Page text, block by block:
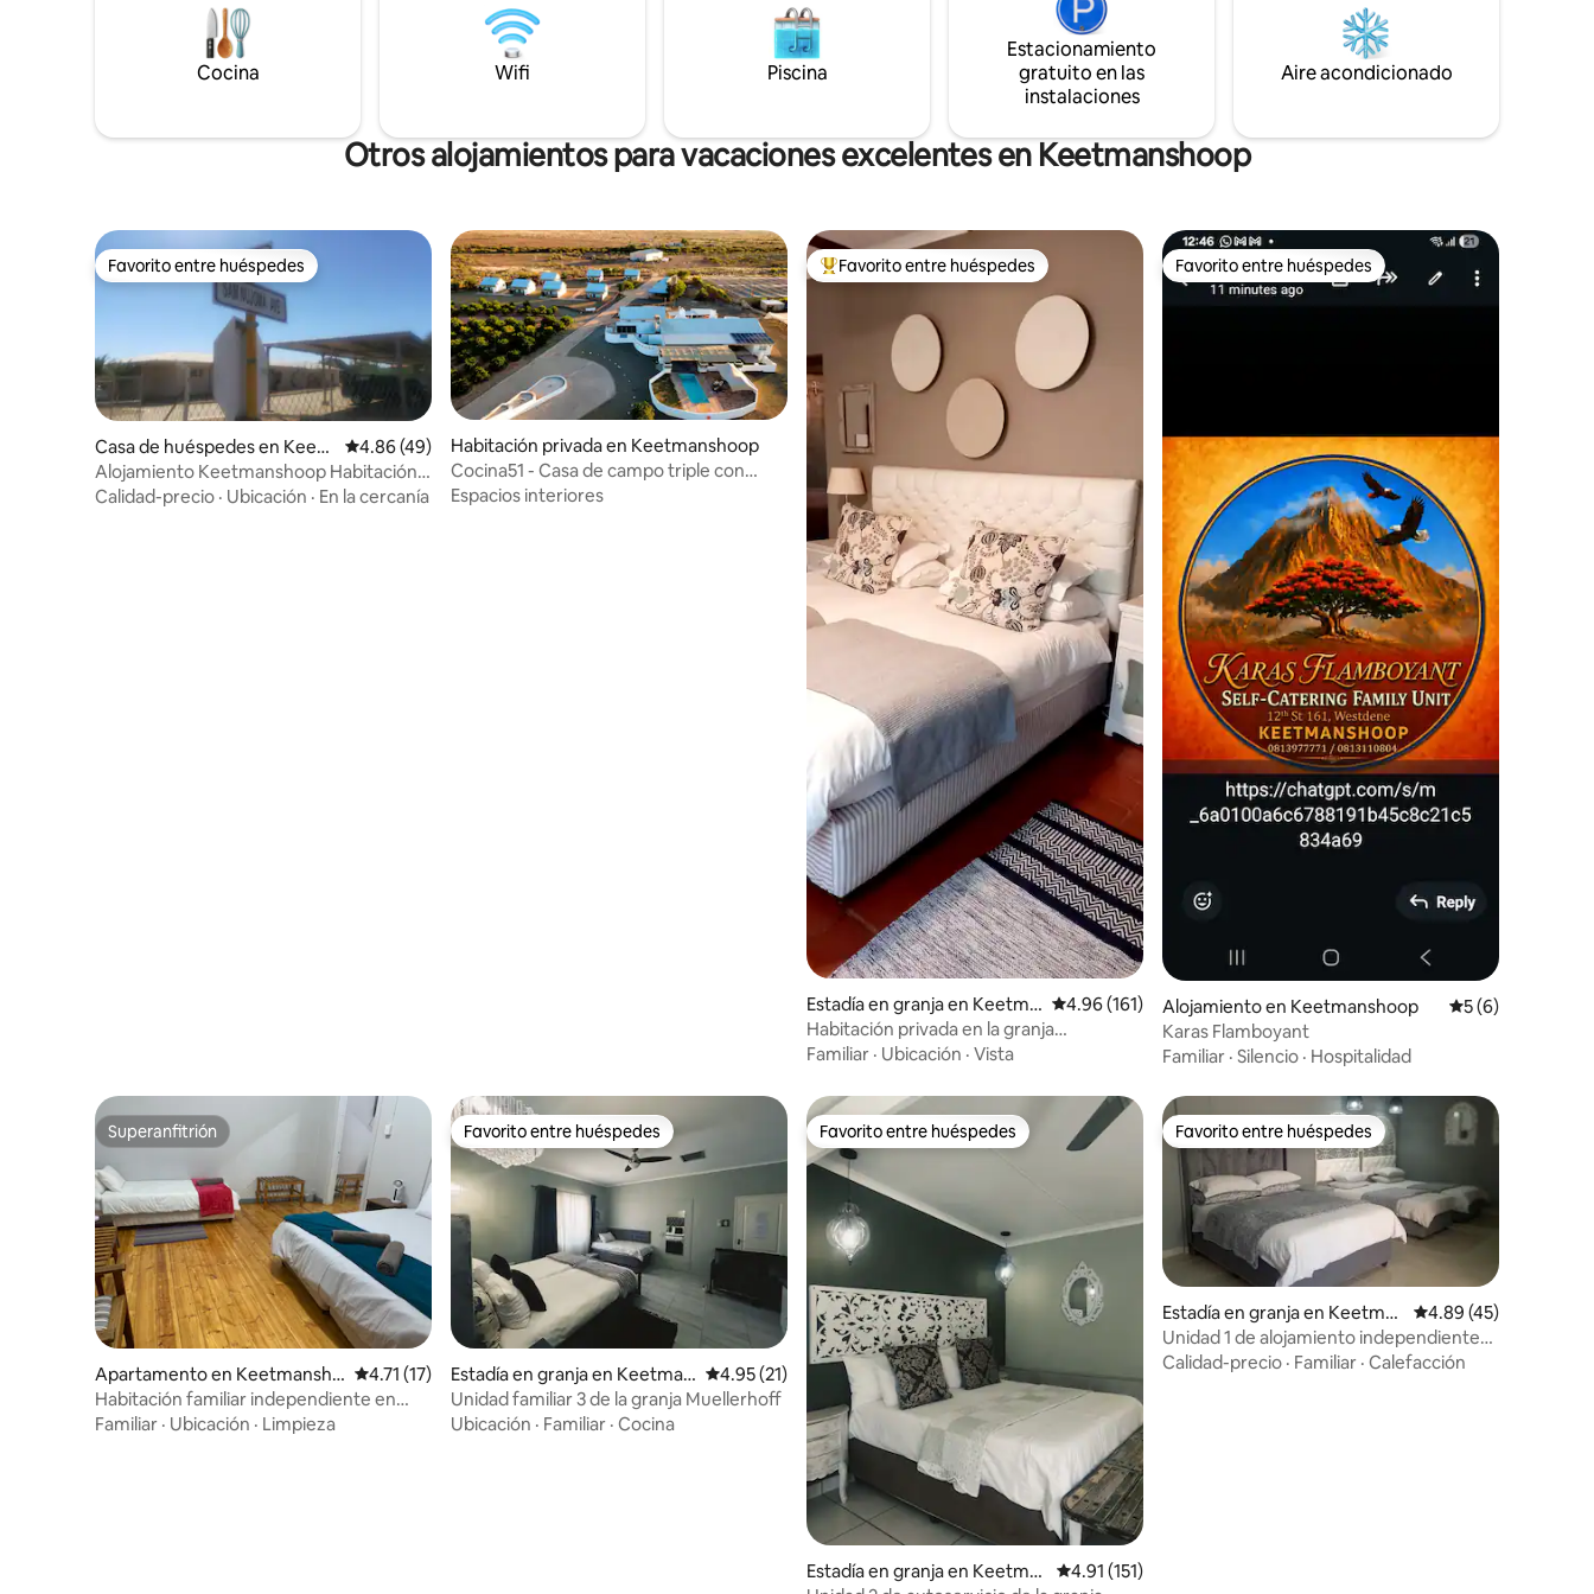
Cocina Wifi Piscina
Estacionamiento
gratuito en las
instalaciones
Aire acondicionado
Otros alojamientos para vacaciones excelentes en Keetmanshoop
Favorito entre huéspedes
Favorito entre huéspedes
Casa de huéspedes en Keet
manshoop
Calificación promedio: 4.86 de 5, 49 reseñas
4.86 (49)
Alojamiento Keetmanshoop Habitación
Doble/Twin
Calidad-precio · Ubicación · En la cercanía
Habitación privada en Keetmanshoop
Cocina51 - Casa de campo triple con
baño
Espacios interiores
Favorito entre huéspedes preferido
Favorito entre huéspedes
Estadía en granja en Keetma
nshoop
Calificación promedio: 4.96 de 5, 161 reseñas
4.96 (161)
Habitación privada en la granja
Muellerhoff
Familiar · Ubicación · Vista
Favorito entre huéspedes
Favorito entre huéspedes
Alojamiento en Keetmanshoop Calificación
5 (6)
Karas Flamboyant
Familiar · Silencio · Hospitalidad
Superanfitrión
Superanfitrión
Apartamento en Keetmansho
op
Calificación promedio: 4.71 de 5, 17 reseñas
4.71 (17)
Habitación familiar independiente en
Keetmanshoop
Familiar · Ubicación · Limpieza
Favorito entre huéspedes
Favorito entre huéspedes
Estadía en granja en Keetman
shoop
Calificación promedio: 4.95 de 5, 21 reseñas
4.95 (21)
Unidad familiar 3 de la granja Muellerhoff
Ubicación · Familiar · Cocina
Favorito entre huéspedes
Favorito entre huéspedes
Estadía en granja en Keetma
Calificación promedio: 4.91 de 5, 151 reseñas
4.91 (151)
Favorito entre huéspedes
Favorito entre huéspedes
Estadía en granja en Keetma
nshoop
Calificación
4.89 (45)
Unidad 1 de alojamiento independiente
en la granja Muellerhoff
Calidad-precio · Familiar · Calefacción